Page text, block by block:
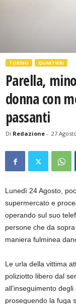
TORINO QUARTIERI
Parella,
donna con
passanti
Di Redazione - 27
Lunedì 24 Agosto,
supermercato e
operando sul suo
persone che da
maniera fulminea
Le urla della vittima
poliziotto libero dal
all’inseguimento
proseguendo la fuga